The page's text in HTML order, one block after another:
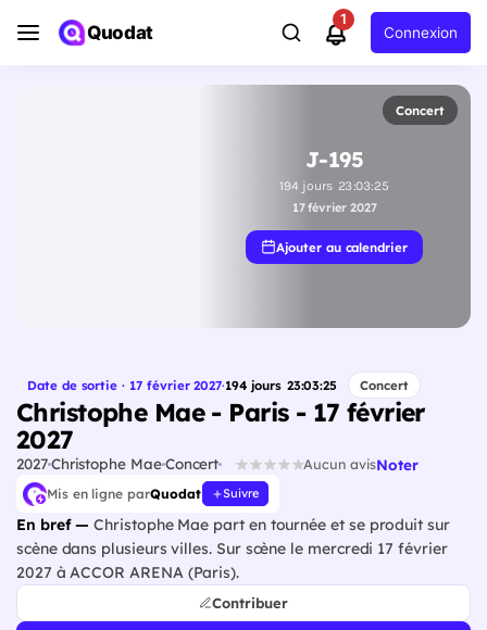
Quodat
1
Connexion
Concert
J-195
194jours 23:03:24
17 février 2027
Ajouter au calendrier
Date de sortie · 17 février 2027·194jours 23:03:24 Concert
Christophe Mae - Paris - 17 février
2027
2027Christophe MaeConcert Aucun avisNoter
Mis en ligne parQuodat Suivre
En bref — Christophe Mae part en tournée et se produit sur
scène dans plusieurs villes. Sur scène le mercredi 17 février
2027 à ACCOR ARENA (Paris).
Contribuer